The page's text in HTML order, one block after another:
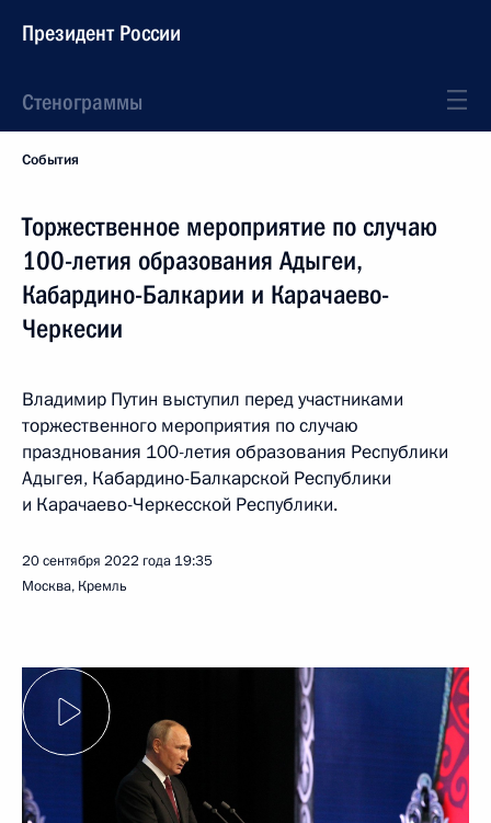
Президент России
Стенограммы
События
Торжественное мероприятие по случаю
100-летия образования Адыгеи,
Кабардино-Балкарии и Карачаево-
Черкесии
Владимир Путин выступил перед участниками
торжественного мероприятия по случаю
празднования 100-летия образования Республики
Адыгея, Кабардино-Балкарской Республики
и Карачаево-Черкесской Республики.
20 сентября 2022 года 19:35
Москва, Кремль